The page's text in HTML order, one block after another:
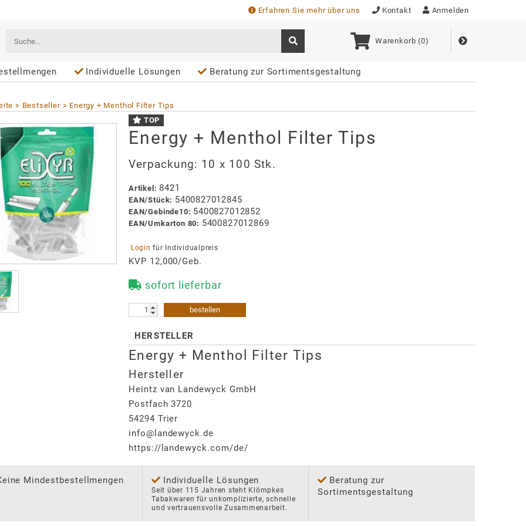
Erfahren Sie mehr über uns Kontakt Anmelden
Warenkorb (0)
Individuelle Lösungen Beratung zur Sortimentsgestaltung
Bestseller
Energy + Menthol Filter Tips
TOP
Energy + Menthol Filter Tips
Verpackung: 10 x 100 Stk.
Artikel : 8421
EAN/Stück: 5400827012845
EAN/Gebinde10: 5400827012852
EAN/Umkarton 80: 5400827012869
Login für Individualpreis
KVP 12,000/Geb.
sofort lieferbar
bestellen
HERSTELLER
Energy + Menthol Filter Tips
Hersteller
Heintz van Landewyck GmbH
Postfach 3720
54294 Trier
info@landewyck.de
https://landewyck.com/de/
Mindestbestellmengen Individuelle Lösungen
Seit über 115 Jahren steht Klömpkes
Tabakwaren für unkomplizierte, schnelle
und vertrauensvolle Zusammenarbeit.
Beratung zur
Sortimentsgestaltung